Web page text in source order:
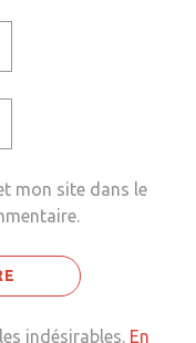
mon site dans le
indésirables. En